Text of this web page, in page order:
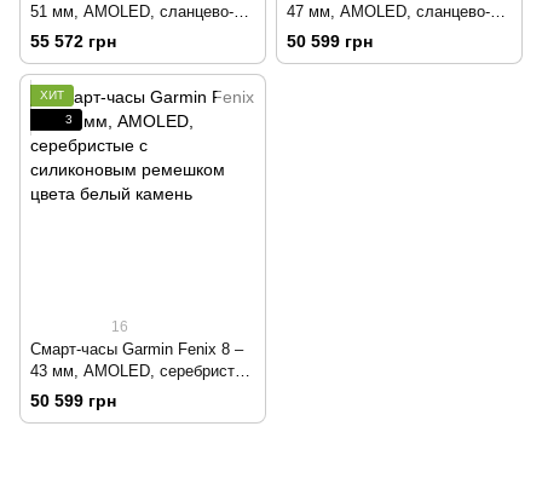
51 мм, AMOLED, сланцево-
серые с черным силиконовым
ремешком
55 572 грн
47 мм, AMOLED, сланцево-
серые с черным силиконовым
ремешком
50 599 грн
ХИТ
3
16
Смарт-часы Garmin Fenix 8 –
43 мм, AMOLED, серебристые
с силиконовым ремешком
цвета белый камень
50 599 грн